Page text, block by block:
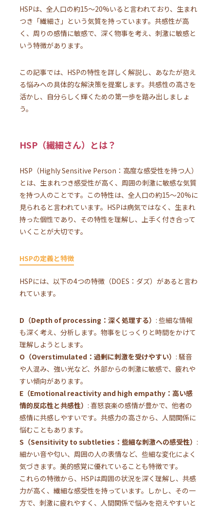
HSPは、全人口の約15～20%いると言われており、生まれ
つき「繊細さ」という気質を持っています。共感性が高
く、周りの感情に敏感で、深く物事を考え、刺激に敏感と
いう特徴があります。
この記事では、HSPの特性を詳しく解説し、あなたが抱え
る悩みへの具体的な解決策を提案します。共感性の高さを
活かし、自分らしく輝くための第一歩を踏み出しましょ
う。
HSP（繊細さん）とは？
HSP（Highly Sensitive Person：高度な感受性を持つ人）
とは、生まれつき感受性が高く、周囲の刺激に敏感な気質
を持つ人のことです。この特性は、全人口の約15～20%に
見られると言われています。HSPは病気ではなく、生まれ
持った個性であり、その特性を理解し、上手く付き合って
いくことが大切です。
HSPの定義と特徴
HSPには、以下の4つの特徴（DOES：ダズ）があると言わ
れています。
D（Depth of processing：深く処理する） : 些細な情報
も深く考え、分析します。物事をじっくりと時間をかけて
理解しようとします。
O（Overstimulated：過剰に刺激を受けやすい） : 騒音
や人混み、強い光など、外部からの刺激に敏感で、疲れや
すい傾向があります。
E（Emotional reactivity and high empathy：高い感
情的反応性と共感性） : 喜怒哀楽の感情が豊かで、他者の
感情に共感しやすいです。共感力の高さから、人間関係に
悩むこともあります。
S（Sensitivity to subtleties：些細な刺激への感受性） :
細かい音や匂い、周囲の人の表情など、些細な変化によく
気づきます。美的感覚に優れていることも特徴です。
これらの特徴から、HSPは周囲の状況を深く理解し、共感
力が高く、繊細な感受性を持っています。しかし、その一
方で、刺激に疲れやすく、人間関係で悩みを抱えやすいと